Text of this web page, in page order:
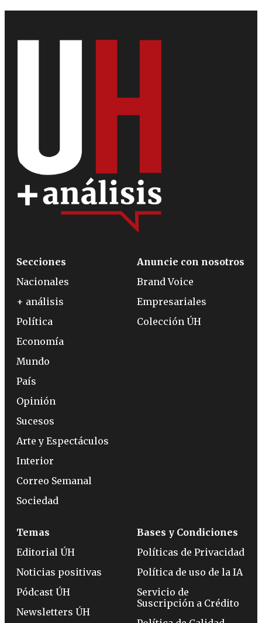
Secciones
Nacionales
+ análisis
Política
Economía
Mundo
País
Opinión
Sucesos
Arte y Espectáculos
Interior
Correo Semanal
Sociedad
Anuncie con nosotros
Brand Voice
Empresariales
Colección ÚH
Temas
Editorial ÚH
Noticias positivas
Pódcast ÚH
Newsletters ÚH
Bases y Condiciones
Políticas de Privacidad
Política de uso de la IA
Servicio de
Suscripción a Crédito